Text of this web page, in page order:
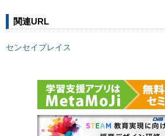
関連URL
センセイプレイス